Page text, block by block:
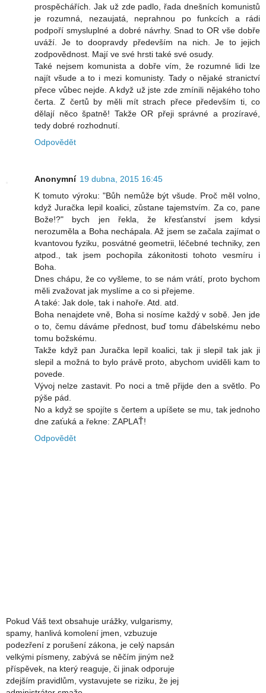
prospěchářích. Jak už zde padlo, řada dnešních komunistů
je rozumná, nezaujatá, neprahnou po funkcích a rádi
podpoří smysluplné a dobré návrhy. Snad to OR vše dobře
uváží. Je to doopravdy především na nich. Je to jejich
zodpovědnost. Mají ve své hrsti také své osudy.
Také nejsem komunista a dobře vím, že rozumné lidi lze
najít všude a to i mezi komunisty. Tady o nějaké stranictví
přece vůbec nejde. A když už jste zde zmínili nějakého toho
čerta. Z čertů by měli mít strach přece především ti, co
dělají něco špatně! Takže OR přeji správné a prozíravé,
tedy dobré rozhodnutí.
Odpovědět
Anonymní 19 dubna, 2015 16:45
K tomuto výroku: "Bůh nemůže být všude. Proč měl volno,
když Juračka lepil koalici, zůstane tajemstvím. Za co, pane
Bože!?" bych jen řekla, že křesťanství jsem kdysi
nerozuměla a Boha nechápala. Až jsem se začala zajímat o
kvantovou fyziku, posvátné geometrii, léčebné techniky, zen
atpod., tak jsem pochopila zákonitosti tohoto vesmíru i
Boha.
Dnes chápu, že co vyšleme, to se nám vrátí, proto bychom
měli zvažovat jak myslíme a co si přejeme.
A také: Jak dole, tak i nahoře. Atd. atd.
Boha nenajdete vně, Boha si nosíme každý v sobě. Jen jde
o to, čemu dáváme přednost, buď tomu ďábelskému nebo
tomu božskému.
Takže když pan Juračka lepil koalici, tak ji slepil tak jak ji
slepil a možná to bylo právě proto, abychom uviděli kam to
povede.
Vývoj nelze zastavit. Po noci a tmě přijde den a světlo. Po
pýše pád.
No a když se spojíte s čertem a upíšete se mu, tak jednoho
dne zaťuká a řekne: ZAPLAŤ!
Odpovědět
Pokud Váš text obsahuje urážky, vulgarismy,
spamy, hanlivá komolení jmen, vzbuzuje
podezření z porušení zákona, je celý napsán
velkými písmeny, zabývá se něčím jiným než
příspěvek, na který reaguje, či jinak odporuje
zdejším pravidlům, vystavujete se riziku, že jej